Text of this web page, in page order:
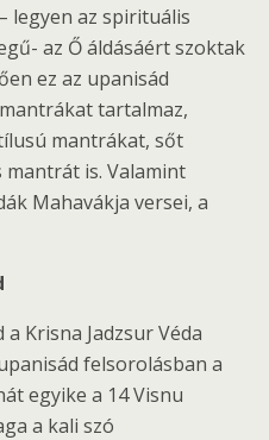
legyen az spirituális
az Ő áldásáért szoktak
ez az upanisád
tartalmaz,
mantrákat, sőt
is. Valamint
Mahavákja versei, a
Krisna Jadzsur Véda
felsorolásban a
egyike a 14 Visnu
a kali szó